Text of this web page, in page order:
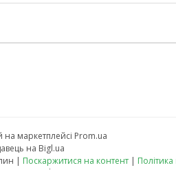
на маркетплейсі Prom.ua
на Bigl.ua
fito-led.in.ua - обладнання для вирощування рослин | Поскаржитися на контент |